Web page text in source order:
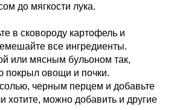
до мягкости лука.
в сковороду картофель и
все ингредиенты.
или мясным бульоном так,
покрыл овощи и почки.
черным перцем и добавьте
хотите, можно добавить и другие